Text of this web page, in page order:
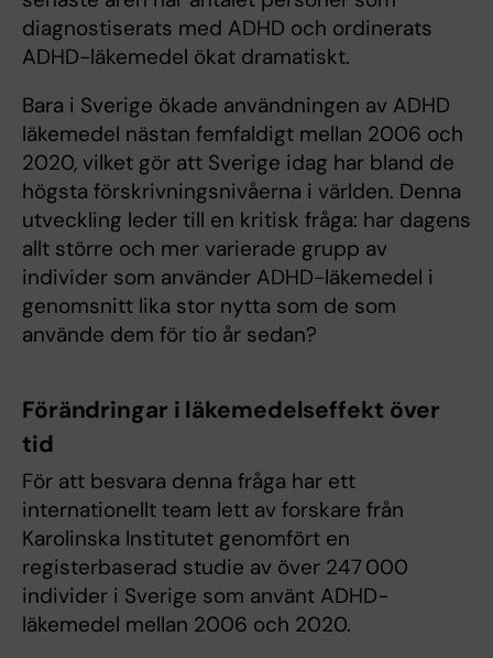
diagnostiserats med ADHD och ordinerats
ADHD-läkemedel ökat dramatiskt.
Bara i Sverige ökade användningen av ADHD
läkemedel nästan femfaldigt mellan 2006 och
2020, vilket gör att Sverige idag har bland de
högsta förskrivningsnivåerna i världen. Denna
utveckling leder till en kritisk fråga: har dagens
allt större och mer varierade grupp av
individer som använder ADHD-läkemedel i
genomsnitt lika stor nytta som de som
använde dem för tio år sedan?
Förändringar i läkemedelseffekt över
tid
För att besvara denna fråga har ett
internationellt team lett av forskare från
Karolinska Institutet genomfört en
registerbaserad studie av över 247 000
individer i Sverige som använt ADHD-
läkemedel mellan 2006 och 2020.